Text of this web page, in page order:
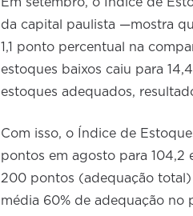
da capital paulista —mostra
1,1 ponto percentual na
estoques baixos caiu para
estoques adequados,
Com isso, o Índice de
pontos em agosto para
200 pontos (adequação total)
média 60% de adequação no